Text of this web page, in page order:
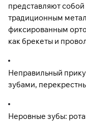
представляют
традиционным
фиксированным
как брекеты и
Неправильный
зубами,
Неровные зубы: